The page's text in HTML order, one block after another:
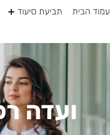
עמוד הבית תביעת סיעוד
ועדה